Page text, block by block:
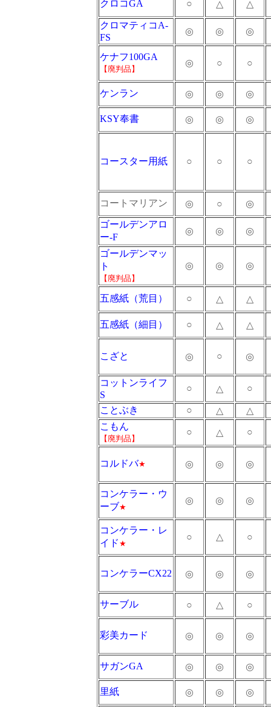
クロコGA ○ △ △
クロマティコA-
FS
◎ ◎ ◎
ケナフ100GA
【廃判品】
◎ ○ ○
ケンラン ◎ ◎ ◎
KSY奉書 ◎ ◎ ◎
コースター用紙 ○ ○ ○
コートマリアン ◎ ○
◎
ゴールデンアロ
ー-F
◎ ◎ ◎
ゴールデンマッ
ト
【廃判品】
◎ ◎ ◎
五感紙（荒目） ○ △ △
五感紙（細目） ○ △ △
こざと ◎ ○ ◎
コットンライフ
S
○ △ ○
ことぶき ○ △
△
こもん
【廃判品】
○ △ ○
コルドバ★ ◎ ◎ ◎
コンケラー・ウ
ーブ★
◎ ◎ ◎
コンケラー・レ
イド ★
○ △ ○
コンケラーCX22 ◎ ◎ ◎
サーブル ○ △ ○
彩美カード ◎ ◎ ◎
サガンGA ◎ ◎ ◎
里紙 ◎ ◎
◎